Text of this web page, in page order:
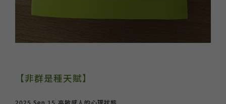
【非群是種天賦】
2025 Sep 15 高敏感人的心理狀態